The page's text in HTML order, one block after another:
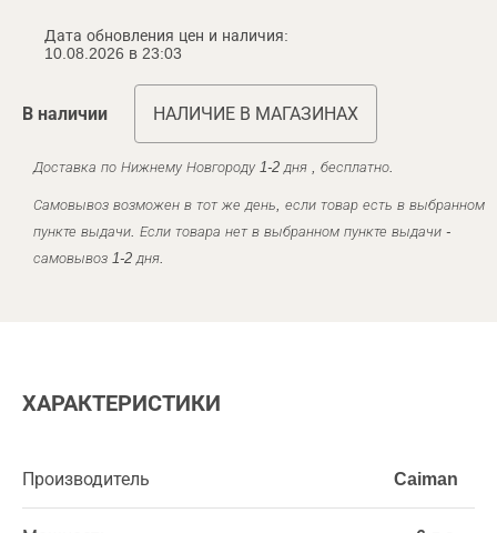
Дата обновления цен и наличия:
10.08.2026 в 23:03
В наличии НАЛИЧИЕ В МАГАЗИНАХ
Доставка по Нижнему Новгороду 1-2 дня , бесплатно.
Самовывоз возможен в тот же день, если товар есть в выбранном
пункте выдачи. Если товара нет в выбранном пункте выдачи -
самовывоз 1-2 дня.
ХАРАКТЕРИСТИКИ
Производитель Caiman